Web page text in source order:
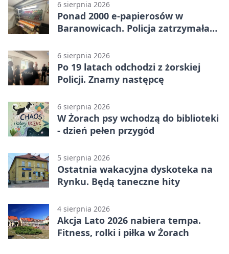
6 sierpnia 2026
Ponad 2000 e-papierosów w
Baranowicach. Policja zatrzymała
6 sierpnia 2026
Po 19 latach odchodzi z żorskiej
Policji. Znamy następcę
6 sierpnia 2026
W Żorach psy wchodzą do biblioteki
- dzień pełen przygód
5 sierpnia 2026
Ostatnia wakacyjna dyskoteka na
Rynku. Będą taneczne hity
4 sierpnia 2026
Akcja Lato 2026 nabiera tempa.
Fitness, rolki i piłka w Żorach